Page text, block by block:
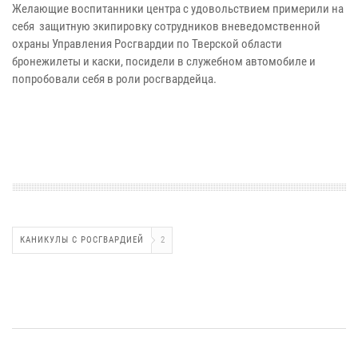
Желающие воспитанники центра с удовольствием примерили на
себя защитную экипировку сотрудников вневедомственной
охраны Управления Росгвардии по Тверской области
бронежилеты и каски, посидели в служебном автомобиле и
попробовали себя в роли росгвардейца.
КАНИКУЛЫ С РОСГВАРДИЕЙ 2